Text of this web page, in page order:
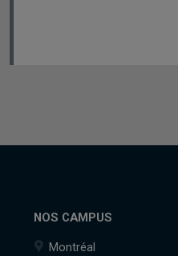
NOS CAMPUS
Montréal